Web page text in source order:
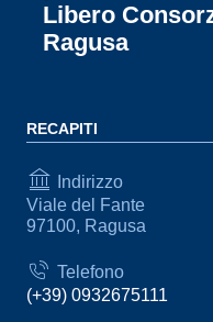
Libero
Ragusa
RECAPITI
Indirizzo
Viale del Fante
97100, Ragusa
Telefono
(+39) 0932675111